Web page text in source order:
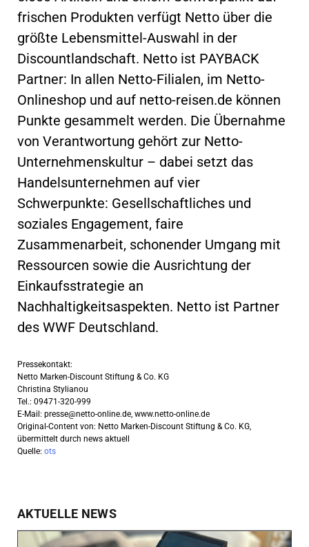
frischen Produkten verfügt Netto über die
größte Lebensmittel-Auswahl in der
Discountlandschaft. Netto ist PAYBACK
Partner: In allen Netto-Filialen, im Netto-
Onlineshop und auf netto-reisen.de können
Punkte gesammelt werden. Die Übernahme
von Verantwortung gehört zur Netto-
Unternehmenskultur – dabei setzt das
Handelsunternehmen auf vier
Schwerpunkte: Gesellschaftliches und
soziales Engagement, faire
Zusammenarbeit, schonender Umgang mit
Ressourcen sowie die Ausrichtung der
Einkaufsstrategie an
Nachhaltigkeitsaspekten. Netto ist Partner
des WWF Deutschland.
Pressekontakt:
Netto Marken-Discount Stiftung & Co. KG
Christina Stylianou
Tel.: 09471-320-999
E-Mail: presse@netto-online.de, www.netto-online.de
Original-Content von: Netto Marken-Discount Stiftung & Co. KG,
übermittelt durch news aktuell
Quelle: ots
AKTUELLE NEWS